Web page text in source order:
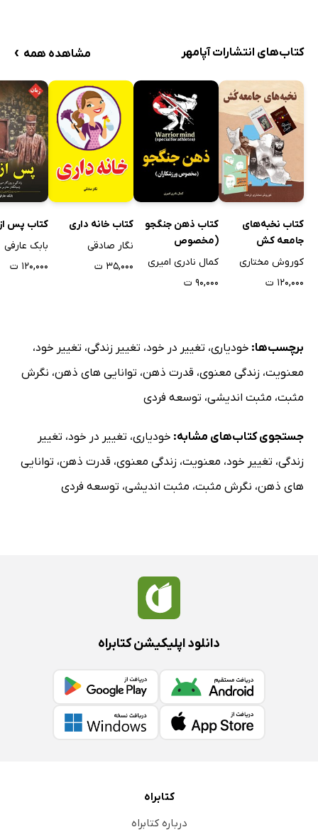
کتاب‌های انتشارات آپامهر مشاهده همه ›
کتاب نخبه‌های
جامعه کش
کوروش مختاری
۱۲۰,۰۰۰ ت
کتاب ذهن جنگجو
(مخصوص
ورزشکاران)
کمال نادری امیری
۹۰,۰۰۰ ت
کتاب خانه داری
نگار صادقی
۳۵,۰۰۰ ت
کتاب پس
بابک عارفی
۱۲۰,۰۰۰ ت
برچسب‌ها: خودیاری، تغییر در خود، تغییر زندگی، تغییر خود،
معنویت، زندگی معنوی، قدرت ذهن، توانایی های ذهن، نگرش
مثبت، مثبت اندیشی، توسعه فردی
جستجوی کتاب‌های مشابه: خودیاری، تغییر در خود، تغییر
زندگی، تغییر خود، معنویت، زندگی معنوی، قدرت ذهن، توانایی
های ذهن، نگرش مثبت، مثبت اندیشی، توسعه فردی
دانلود اپلیکیشن کتابراه
کتابراه
درباره کتابراه